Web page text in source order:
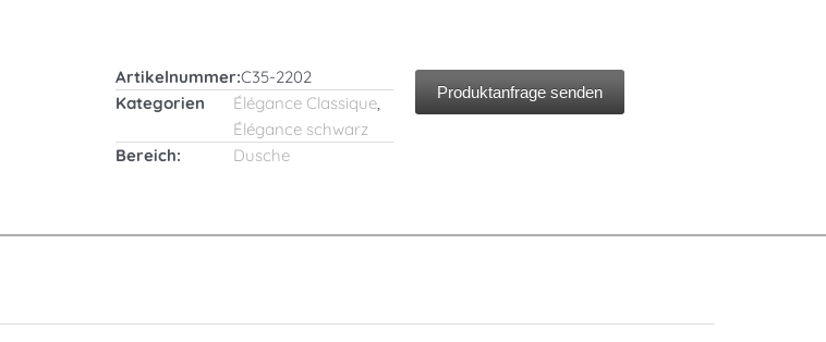
Artikelnummer:C35-2202
Kategorien
Élégance Classique
Élégance schwarz
Bereich:
Dusche
Produktanfrage senden